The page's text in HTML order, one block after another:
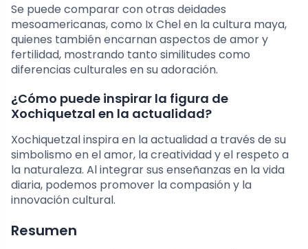
Se puede comparar con otras deidades
mesoamericanas, como Ix Chel en la cultura maya,
quienes también encarnan aspectos de amor y
fertilidad, mostrando tanto similitudes como
diferencias culturales en su adoración.
¿Cómo puede inspirar la figura de
Xochiquetzal en la actualidad?
Xochiquetzal inspira en la actualidad a través de su
simbolismo en el amor, la creatividad y el respeto a
la naturaleza. Al integrar sus enseñanzas en la vida
diaria, podemos promover la compasión y la
innovación cultural.
Resumen